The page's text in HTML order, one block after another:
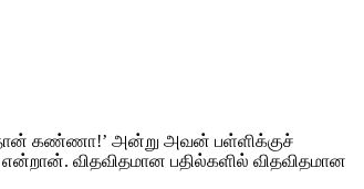
கண்ணா!’ அன்று அவன் பள்ளிக்குச்
விதவிதமான பதில்களில் விதவிதமான